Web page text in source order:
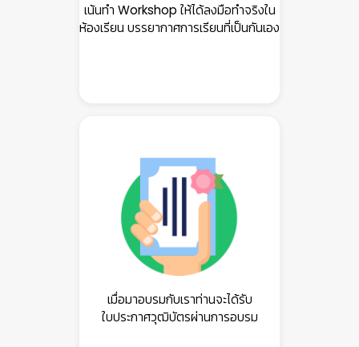
เน้นทำ Workshop ให้ได้ลงมือทำจริงใน
ห้องเรียน บรรยากาศการเรียนที่เป็นกันเอง
เมื่อมาอบรมกับเราท่านจะได้รับ
ใบประกาศวุฒิบัตรผ่านการอบรม